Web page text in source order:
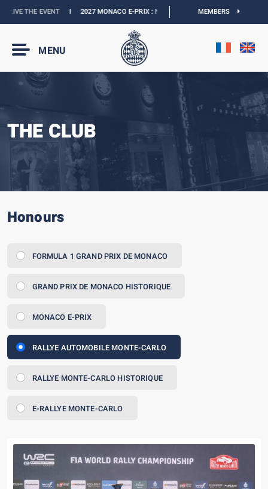
THE EVENTI 2027 MONACO E-PRIX :NEW DATES OFFICIAL BOUTIQUE :
MEMBERS
MENU
THE CLUB
Honours
FORMULA 1 GRAND PRIX DE MONACO
GRAND PRIX DE MONACO HISTORIQUE
MONACO E-PRIX
RALLYE AUTOMOBILE MONTE-CARLO
RALLYE MONTE-CARLO HISTORIQUE
E-RALLYE MONTE-CARLO